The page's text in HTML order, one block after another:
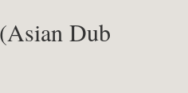
Dub